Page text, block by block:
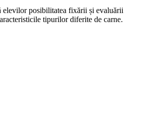
elevilor posibilitatea fixării și evaluării
tipurilor diferite de carne.